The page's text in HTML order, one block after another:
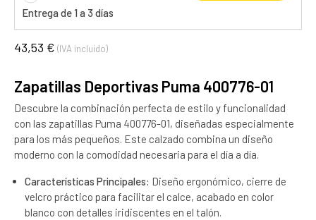
Entrega de 1 a 3 días
43,53 € (IVA incluido)
Zapatillas Deportivas Puma 400776-01
Descubre la combinación perfecta de estilo y funcionalidad
con las zapatillas Puma 400776-01, diseñadas especialmente
para los más pequeños. Este calzado combina un diseño
moderno con la comodidad necesaria para el día a día.
Características Principales: Diseño ergonómico, cierre de
velcro práctico para facilitar el calce, acabado en color
blanco con detalles iridiscentes en el talón.